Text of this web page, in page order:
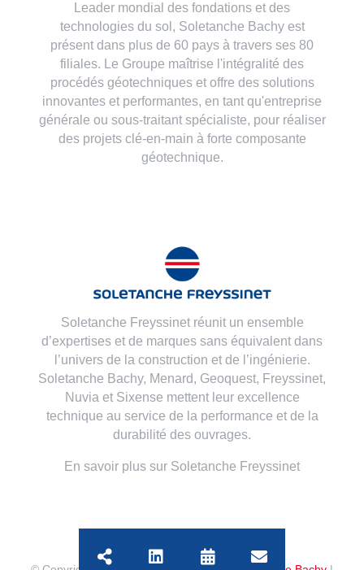
Leader mondial des fondations et des
technologies du sol, Soletanche Bachy est
présent dans plus de 60 pays à travers ses 80
filiales. Le Groupe maîtrise l'intégralité des
procédés géotechniques et offre des solutions
innovantes et performantes, en tant qu'entreprise
générale ou sous-traitant spécialiste, pour réaliser
des projets clé-en-main à forte composante
géotechnique.
Soletanche Freyssinet réunit un ensemble
d’expertises et de marques sans équivalent dans
l’univers de la construction et de l’ingénierie.
Soletanche Bachy, Menard, Geoquest, Freyssinet,
Nuviaet Sixense mettent leur excellence
technique au service de la performance et de la
durabilité des ouvrages.
En savoir plus sur Soletanche Freyssinet